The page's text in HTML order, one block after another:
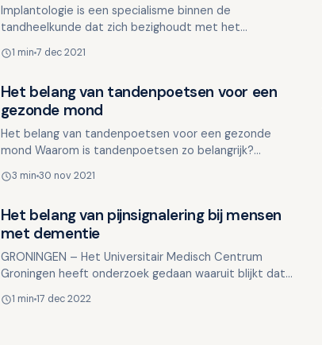
Implantologie is een specialisme binnen de
tandheelkunde dat zich bezighoudt met het
implantaten. Een implantaat…
1 min 7 dec 2021
Overig nieuws
Het belang van tandenpoetsen voor een
gezonde mond
Het belang van tandenpoetsen voor een gezonde
mond Waarom is tandenpoetsen zo belangrijk?
tanden en kiezen g…
3 min 30 nov 2021
Overig nieuws
Het belang van pijnsignalering bij mensen
met dementie
GRONINGEN – Het Universitair Medisch Centrum
Groningen heeft onderzoek gedaan waaruit blijkt dat
naarmate de s…
1 min 17 dec 2022